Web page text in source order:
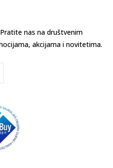
nas na društvenim
akcijama i novitetima.